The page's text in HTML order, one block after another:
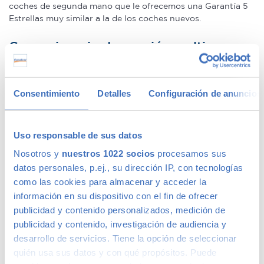
Consentimiento Detalles Configuración de anuncios
Uso responsable de sus datos
Nosotros y nuestros 1022 socios procesamos sus
datos personales, p.ej., su dirección IP, con tecnologías
como las cookies para almacenar y acceder la
información en su dispositivo con el fin de ofrecer
publicidad y contenido personalizados, medición de
publicidad y contenido, investigación de audiencia y
desarrollo de servicios. Tiene la opción de seleccionar
quién usa sus datos y con qué propósitos. Puede
coches de segunda mano que le ofrecemos una Garantía 5
Estrellas muy similar a la de los coches nuevos.
Concesionario de ocasión multimarca
grande de Madrid, disponemos de una gran variedad de
marcas y modelos. Encuentra el vehículo de segunda mano
relación calidad-precio. O si lo prefieres, ven a vernos y te
Calidad Canalcar
Compra con total tranquilidad, sólo 1 de cada 4 coches
acaba siendo un coche Canalcar. Saber más